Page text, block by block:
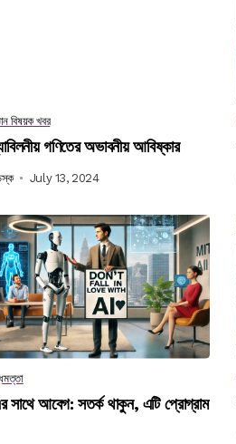
বিষয়ক খবর
গণিতের অভাবনীয় আবিষ্কার
July 13, 2024
আবেগ: সতর্ক থাকুন, এটি প্রোগ্রাম